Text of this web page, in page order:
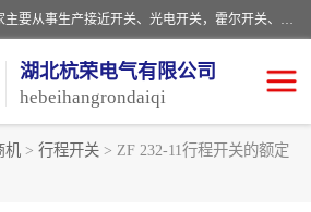
湖北杭荣电气有限公司是一家主要从事生产接近开关、光电开关，霍尔开关、两级跑偏开关、双向拉绳开关、速度监测器、皮带打滑开关、阻旋式料位开关、皮带纵向撕裂开关、溜槽堵塞开关、声光报警器、矿用磁性井筒开关等，主营行业：电气设备、仪器仪表制造, 高低压电器，成套电气设备，矿用防爆机电设备，皮带机综合保护系统，防爆电器，传感器，工矿配件，电器配件，自动化工业机器人的研发，制造，加工销售。
湖北杭荣电气有限公司
hebeihangrondaiqi
机 > 行程开关 > ZF 232-11行程开关的额定